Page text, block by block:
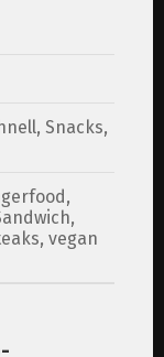
,Snacks,
,
,
,vegan